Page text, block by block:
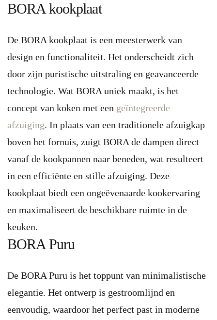
BORA kookplaat
De BORA kookplaat is een meesterwerk van
design en functionaliteit. Het onderscheidt zich
door zijn puristische uitstraling en geavanceerde
technologie. Wat BORA uniek maakt, is het
concept van koken met een geïntegreerde
afzuiging. In plaats van een traditionele afzuigkap
boven het fornuis, zuigt BORA de dampen direct
vanaf de kookpannen naar beneden, wat resulteert
in een efficiënte en stille afzuiging. Deze
kookplaat biedt een ongeëvenaarde kookervaring
en maximaliseert de beschikbare ruimte in de
keuken.
BORA Puru
De BORA Puru is het toppunt van minimalistische
elegantie. Het ontwerp is gestroomlijnd en
eenvoudig, waardoor het perfect past in moderne